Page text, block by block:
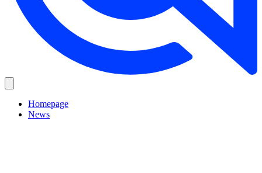
Homepage
News